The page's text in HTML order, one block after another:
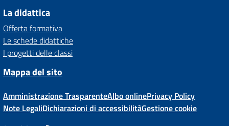
La didattica
Offerta formativa
Le schede didattiche
I progetti delle classi
Mappa del sito
Amministrazione TrasparenteAlbo onlinePrivacy Policy
Note LegaliDichiarazioni di accessibilitàGestione cookie